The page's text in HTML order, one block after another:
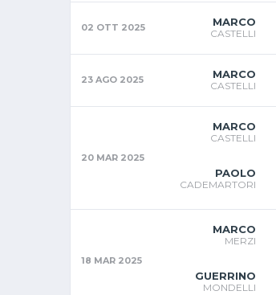
02 OTT 2025 MARCO
CASTELLI
23 AGO 2025 MARCO
CASTELLI
20 MAR 2025
MARCO
CASTELLI
PAOLO
CADEMARTORI
18 MAR 2025
MARCO
MERZI
GUERRINO
MONDELLI